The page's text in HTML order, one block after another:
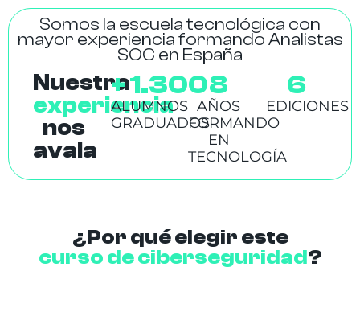
Somos la escuela tecnológica con
mayor experiencia formando Analistas
SOC en España
Nuestra
experiencia
nos
avala
+ 1.300
ALUMNOS
GRADUADOS
8
AÑOS
FORMANDO
EN
TECNOLOGÍA
6
EDICIONES
¿Por qué elegir este
curso de ciberseguridad?